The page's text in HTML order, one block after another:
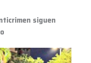
siguen